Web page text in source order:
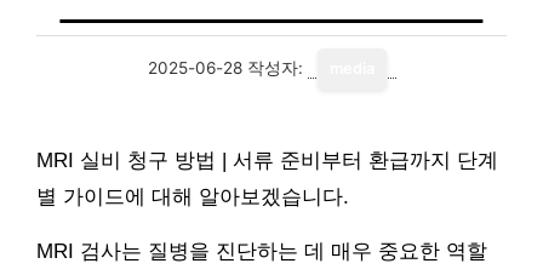
2025-06-28 작성자:
MRI 실비 청구 방법 | 서류 준비부터 환급까지 단계
별 가이드에 대해 알아보겠습니다.
MRI 검사는 질병을 진단하는 데 매우 중요한 역할